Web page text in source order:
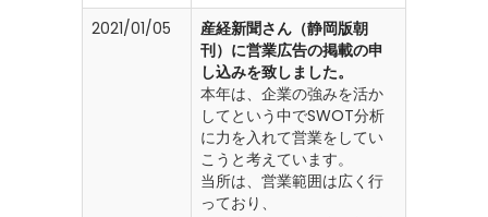
2021/01/05
産経新聞さん（静岡版朝
刊）に営業広告の掲載の申
し込みを致しました。
本年は、企業の強みを活か
してという中でSWOT分析
に力を入れて営業をしてい
こうと考えています。
当所は、営業範囲は広く行
っており、